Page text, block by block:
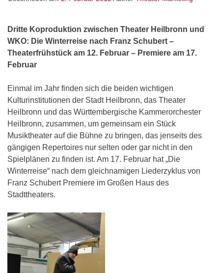
Dritte Koproduktion zwischen Theater Heilbronn und
WKO: Die Winterreise nach Franz Schubert –
Theaterfrühstück am 12. Februar – Premiere am 17.
Februar
Einmal im Jahr finden sich die beiden wichtigen
Kulturinstitutionen der Stadt Heilbronn, das Theater
Heilbronn und das Württembergische Kammerorchester
Heilbronn, zusammen, um gemeinsam ein Stück
Musiktheater auf die Bühne zu bringen, das jenseits des
gängigen Repertoires nur selten oder gar nicht in den
Spielplänen zu finden ist. Am 17. Februar hat „Die
Winterreise“ nach dem gleichnamigen Liederzyklus von
Franz Schubert Premiere im Großen Haus des
Stadttheaters.